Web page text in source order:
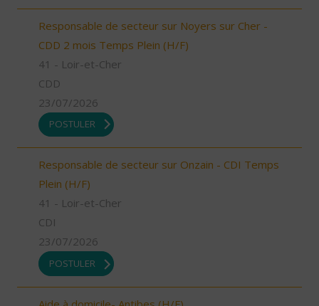
Responsable de secteur sur Noyers sur Cher -
CDD 2 mois Temps Plein (H/F)
41 - Loir-et-Cher
CDD
23/07/2026
POSTULER
Responsable de secteur sur Onzain - CDI Temps
Plein (H/F)
41 - Loir-et-Cher
CDI
23/07/2026
POSTULER